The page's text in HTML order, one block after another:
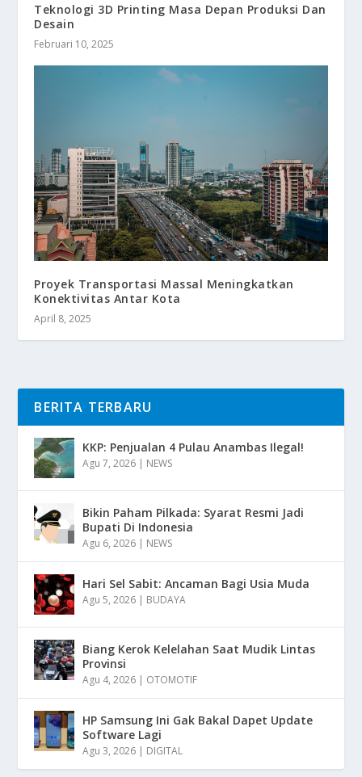
Teknologi 3D Printing Masa Depan Produksi Dan
Desain
Februari 10, 2025
Proyek Transportasi Massal Meningkatkan
Konektivitas Antar Kota
April 8, 2025
BERITA TERBARU
KKP: Penjualan 4 Pulau Anambas Ilegal!
Agu 7, 2026 | NEWS
Bikin Paham Pilkada: Syarat Resmi Jadi
Bupati Di Indonesia
Agu 6, 2026 | NEWS
Hari Sel Sabit: Ancaman Bagi Usia Muda
Agu 5, 2026 | BUDAYA
Biang Kerok Kelelahan Saat Mudik Lintas
Provinsi
Agu 4, 2026 | OTOMOTIF
HP Samsung Ini Gak Bakal Dapet Update
Software Lagi
Agu 3, 2026 | DIGITAL